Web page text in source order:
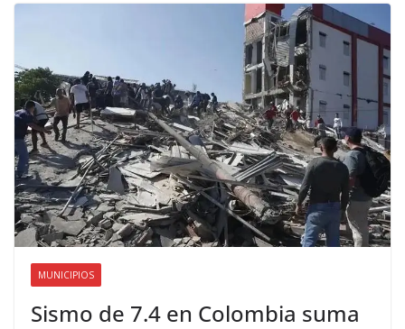
MUNICIPIOS
Sismo de 7.4 en Colombia suma